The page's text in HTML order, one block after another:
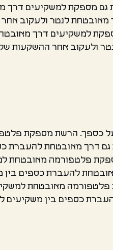
גם מספקת למשקיעים דרך
לנטר ולעקוב
למשקיעים דרך
ולעקוב אחר ההשקעות
על כספך. הרשת מספקת
דרך מאובטחת להעברת
פלטפורמה מאובטחת
להעברת כספים בין
פלטפורמה מאובטחת
כספים בין משקיעים